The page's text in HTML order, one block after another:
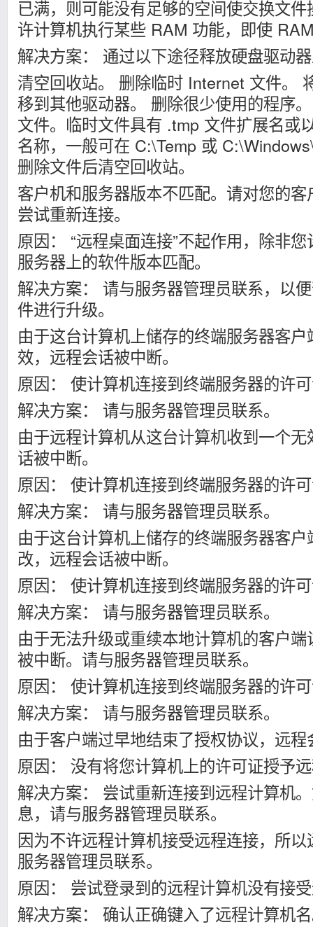
已满，则可能没有足够的空间使交换文
许计算机执行某些 RAM 功能，即使
解决方案： 通过以下途径释放硬盘驱动
清空回收站。 删除临时 Internet 文件。
移到其他驱动器。 删除很少使用的程序
文件。临时文件具有 .tmp 文件扩展名或
名称，一般可在 C:\Temp 或
删除文件后清空回收站。
客户机和服务器版本不匹配。请对您的
尝试重新连接。
原因： “远程桌面连接”不起作用，除非
服务器上的软件版本匹配。
解决方案： 请与服务器管理员联系，以
件进行升级。
由于这台计算机上储存的终端服务器客
效，远程会话被中断。
原因： 使计算机连接到终端服务器的许
解决方案： 请与服务器管理员联系。
由于远程计算机从这台计算机收到一个
话被中断。
原因： 使计算机连接到终端服务器的许
解决方案： 请与服务器管理员联系。
由于这台计算机上储存的终端服务器客
改，远程会话被中断。
原因： 使计算机连接到终端服务器的许
解决方案： 请与服务器管理员联系。
由于无法升级或重续本地计算机的客户
被中断。请与服务器管理员联系。
原因： 使计算机连接到终端服务器的许
解决方案： 请与服务器管理员联系。
由于客户端过早地结束了授权协议，远
原因： 没有将您计算机上的许可证授予
解决方案： 尝试重新连接到远程计算机
息，请与服务器管理员联系。
因为不许远程计算机接受远程连接，所
服务器管理员联系。
原因： 尝试登录到的远程计算机没有接
解决方案： 确认正确键入了远程计算机